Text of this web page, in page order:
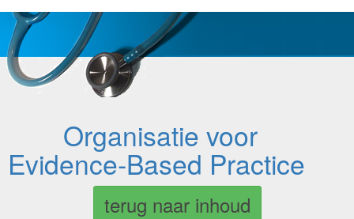
Organisatie voor
Evidence-Based Practice
terug naar inhoud